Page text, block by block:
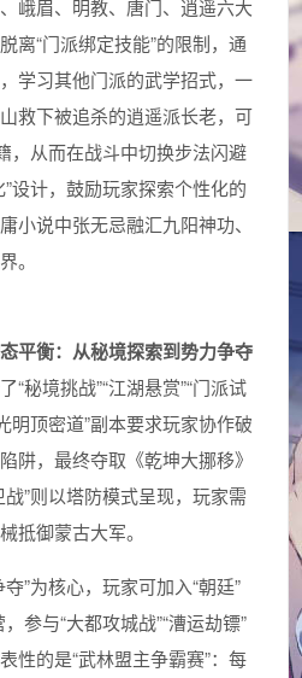
峨眉、明教、唐门、逍遥六大
离“门派绑定技能”的限制，通
学习其他门派的武学招式，一
救下被追杀的逍遥派长老，可
，从而在战斗中切换步法闪避
设计，鼓励玩家探索个性化的
小说中张无忌融汇九阳神功、
。
平衡：从秘境探索到势力争夺
“秘境挑战”“江湖悬赏”“门派试
明顶密道”副本要求玩家协作破
阱，最终夺取《乾坤大挪移》
”则以塔防模式呈现，玩家需
抵御蒙古大军。
”为核心，玩家可加入“朝廷”
，参与“大都攻城战”“漕运劫镖”
性的是“武林盟主争霸赛”：每